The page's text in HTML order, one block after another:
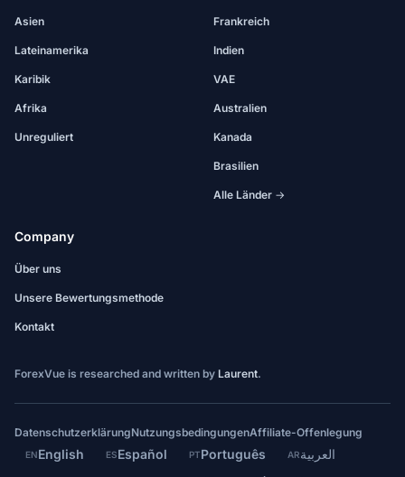
Asien
Lateinamerika
Karibik
Afrika
Unreguliert
Frankreich
Indien
VAE
Australien
Kanada
Brasilien
Alle Länder →
Company
Über uns
Unsere Bewertungsmethode
Kontakt
ForexVue is researched and written by Laurent.
DatenschutzerklärungNutzungsbedingungenAffiliate-Offenlegung
ENEnglish ESEspañol PTPortuguês ARالعربية